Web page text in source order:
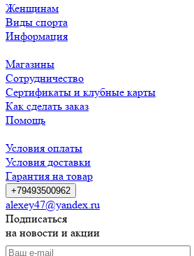
Женщинам
Виды спорта
Информация
Магазины
Сотрудничество
Сертификаты и клубные карты
Как сделать заказ
Помощь
Условия оплаты
Условия доставки
Гарантия на товар
+79493500962
alexey47@yandex.ru
Подписаться
на новости и акции